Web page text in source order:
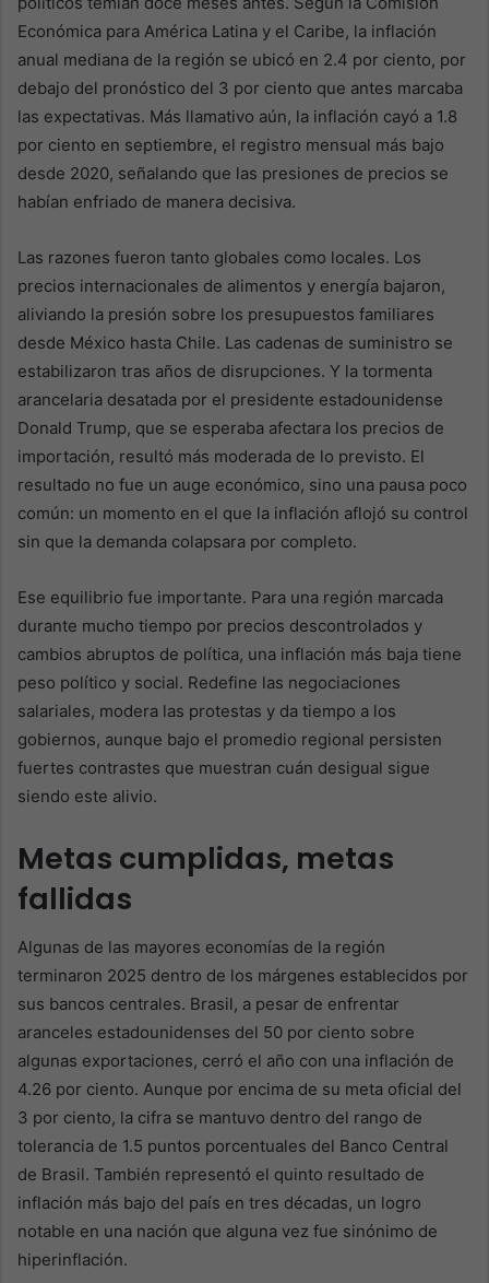
Económica para América Latina y el Caribe, la inflación
anual mediana de la región se ubicó en 2.4 por ciento, por
debajo del pronóstico del 3 por ciento que antes marcaba
las expectativas. Más llamativo aún, la inflación cayó a 1.8
por ciento en septiembre, el registro mensual más bajo
desde 2020, señalando que las presiones de precios se
habían enfriado de manera decisiva.
Las razones fueron tanto globales como locales. Los
precios internacionales de alimentos y energía bajaron,
aliviando la presión sobre los presupuestos familiares
desde México hasta Chile. Las cadenas de suministro se
estabilizaron tras años de disrupciones. Y la tormenta
arancelaria desatada por el presidente estadounidense
Donald Trump, que se esperaba afectara los precios de
importación, resultó más moderada de lo previsto. El
resultado no fue un auge económico, sino una pausa poco
común: un momento en el que la inflación aflojó su control
sin que la demanda colapsara por completo.
Ese equilibrio fue importante. Para una región marcada
durante mucho tiempo por precios descontrolados y
cambios abruptos de política, una inflación más baja tiene
peso político y social. Redefine las negociaciones
salariales, modera las protestas y da tiempo a los
gobiernos, aunque bajo el promedio regional persisten
fuertes contrastes que muestran cuán desigual sigue
siendo este alivio.
Metas cumplidas, metas
fallidas
Algunas de las mayores economías de la región
terminaron 2025 dentro de los márgenes establecidos por
sus bancos centrales. Brasil, a pesar de enfrentar
aranceles estadounidenses del 50 por ciento sobre
algunas exportaciones, cerró el año con una inflación de
4.26 por ciento. Aunque por encima de su meta oficial del
3 por ciento, la cifra se mantuvo dentro del rango de
tolerancia de 1.5 puntos porcentuales del Banco Central
de Brasil. También representó el quinto resultado de
inflación más bajo del país en tres décadas, un logro
notable en una nación que alguna vez fue sinónimo de
hiperinflación.